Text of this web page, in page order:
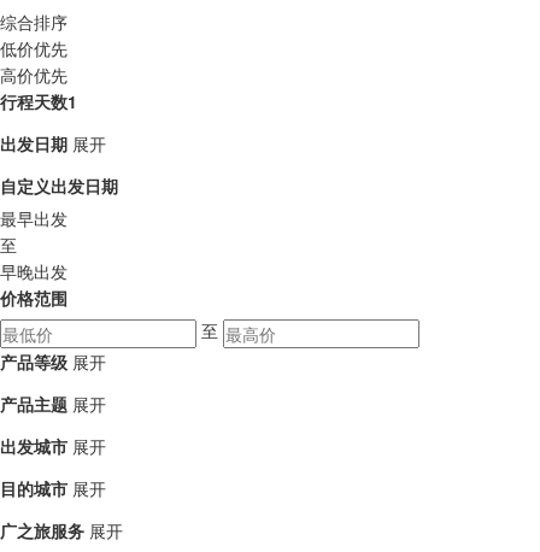
综合排序
低价优先
高价优先
行程天数1
出发日期 展开
自定义出发日期
最早出发
至
早晚出发
价格范围
至
产品等级 展开
产品主题 展开
出发城市 展开
目的城市 展开
广之旅服务 展开